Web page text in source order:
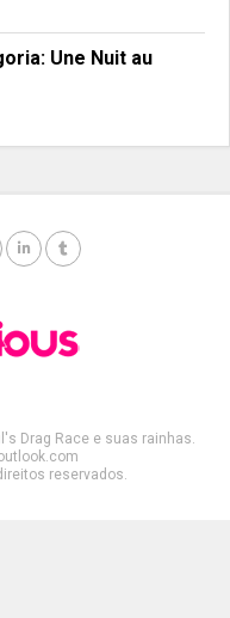
Une Nuit au
Drag Race e suas rainhas.
reservados.